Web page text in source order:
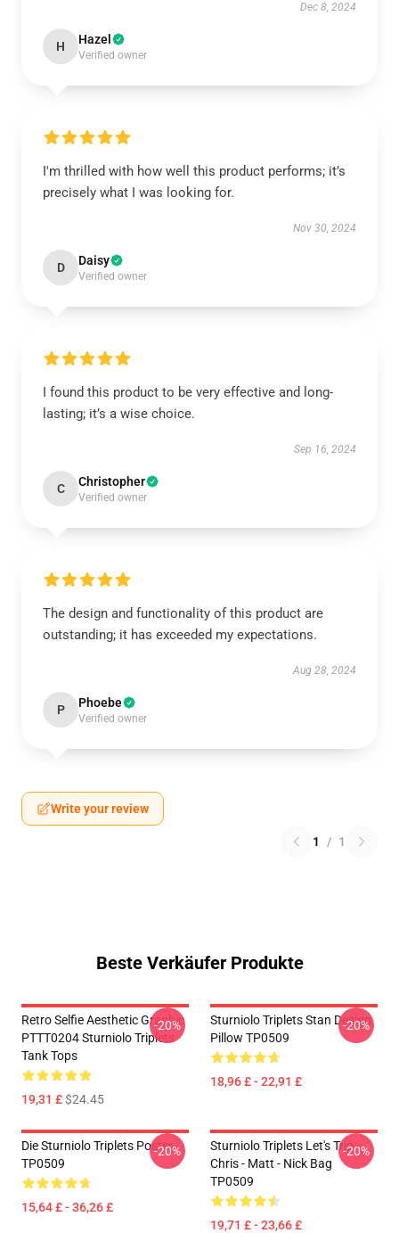
Dec 8, 2024
H Hazel
Verified owner
I'm thrilled with how well this product performs; it’s
precisely what I was looking for.
Nov 30, 2024
D Daisy
Verified owner
I found this product to be very effective and long-
lasting; it’s a wise choice.
Sep 16, 2024
C Christopher
Verified owner
The design and functionality of this product are
outstanding; it has exceeded my expectations.
Aug 28, 2024
P Phoebe
Verified owner
Write your review
1 / 1
Beste Verkäufer Produkte
Retro Selfie Aesthetic Graphic
PTTT0204 Sturniolo Triplets
Tank Tops
19,31 £$24.45
-20%
Sturniolo Triplets Stan Design
Pillow TP0509
18,96 £ - 22,91 £
-20%
Die Sturniolo Triplets Poster
TP0509
15,64 £ - 36,26 £
-20%
Sturniolo Triplets Let's Trip -
Chris - Matt - Nick Bag
TP0509
19,71 £ - 23,66 £
-20%